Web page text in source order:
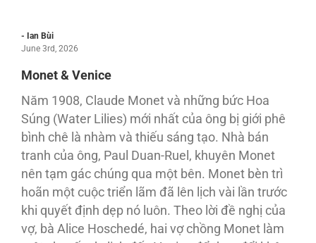
- Ian Bùi
June 3rd, 2026
Monet & Venice
Năm 1908, Claude Monet và những bức Hoa
Súng (Water Lilies) mới nhất của ông bị giới phê
bình chê là nhàm và thiếu sáng tạo. Nhà bán
tranh của ông, Paul Duan-Ruel, khuyên Monet
nên tạm gác chúng qua một bên. Monet bèn trì
hoãn một cuộc triển lãm đã lên lịch vài lần trước
khi quyết định dẹp nó luôn. Theo lời đề nghị của
vợ, bà Alice Hoschedé, hai vợ chồng Monet làm